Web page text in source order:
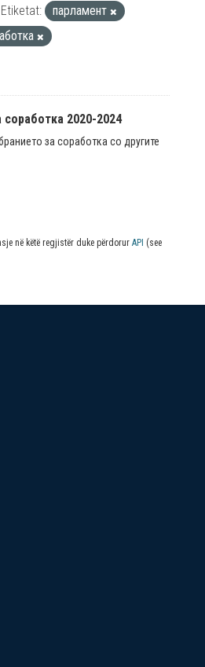
Etiketat:
парламент
соработка 2020-2024
за соработка со другите
në këtë regjistër duke përdorur API (see